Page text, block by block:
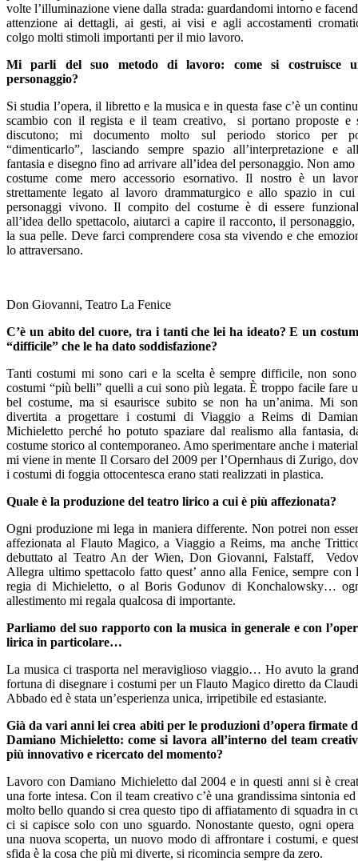
volte l’illuminazione viene dalla strada: guardandomi intorno e
attenzione ai dettagli, ai gesti, ai visi e agli accostamenti
colgo molti stimoli importanti per il mio lavoro.
Mi parli del suo metodo di lavoro: come si costruisce
personaggio?
Si studia l’opera, il libretto e la musica e in questa fase c’è un
scambio con il regista e il team creativo, si portano proposte e
discutono; mi documento molto sul periodo storico per
“dimenticarlo”, lasciando sempre spazio all’interpretazione e
fantasia e disegno fino ad arrivare all’idea del personaggio. Non
costume come mero accessorio esornativo. Il nostro è un
strettamente legato al lavoro drammaturgico e allo spazio in
personaggi vivono. Il compito del costume è di essere
all’idea dello spettacolo, aiutarci a capire il racconto, il personaggio,
la sua pelle. Deve farci comprendere cosa sta vivendo e che
lo attraversano.
Don Giovanni, Teatro La Fenice
C’è un abito del cuore, tra i tanti che lei ha ideato? E un
“difficile” che le ha dato soddisfazione?
Tanti costumi mi sono cari e la scelta è sempre difficile, non
costumi “più belli” quelli a cui sono più legata. È troppo facile fare
bel costume, ma si esaurisce subito se non ha un’anima. Mi
divertita a progettare i costumi di Viaggio a Reims di
Michieletto perché ho potuto spaziare dal realismo alla fantasia,
costume storico al contemporaneo. Amo sperimentare anche i
mi viene in mente Il Corsaro del 2009 per l’Opernhaus di Zurigo,
i costumi di foggia ottocentesca erano stati realizzati in plastica.
Quale è la produzione del teatro lirico a cui è più affezionata?
Ogni produzione mi lega in maniera differente. Non potrei non
affezionata al Flauto Magico, a Viaggio a Reims, ma anche
debuttato al Teatro An der Wien, Don Giovanni, Falstaff,
Allegra ultimo spettacolo fatto quest’ anno alla Fenice, sempre con
regia di Michieletto, o al Boris Godunov di Konchalowsky…
allestimento mi regala qualcosa di importante.
Parliamo del suo rapporto con la musica in generale e con
lirica in particolare…
La musica ci trasporta nel meraviglioso viaggio… Ho avuto la
fortuna di disegnare i costumi per un Flauto Magico diretto da
Abbado ed è stata un’esperienza unica, irripetibile ed estasiante.
Già da vari anni lei crea abiti per le produzioni d’opera firmate
Damiano Michieletto: come si lavora all’interno del team
più innovativo e ricercato del momento?
Lavoro con Damiano Michieletto dal 2004 e in questi anni si è
una forte intesa. Con il team creativo c’è una grandissima sintonia ed
molto bello quando si crea questo tipo di affiatamento di squadra in
ci si capisce solo con uno sguardo. Nonostante questo, ogni opera
una nuova scoperta, un nuovo modo di affrontare i costumi, e
sfida è la cosa che più mi diverte, si ricomincia sempre da zero.